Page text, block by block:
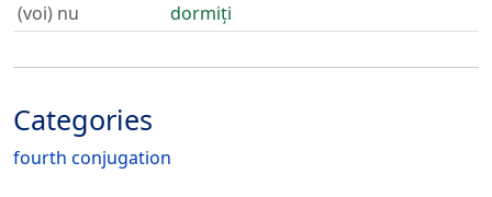
(voi) nu
dormiți
Categories
fourth conjugation